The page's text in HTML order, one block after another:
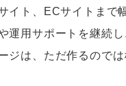
イト、ECサイトまで
運用サポートを継続
ジは、ただ作るので